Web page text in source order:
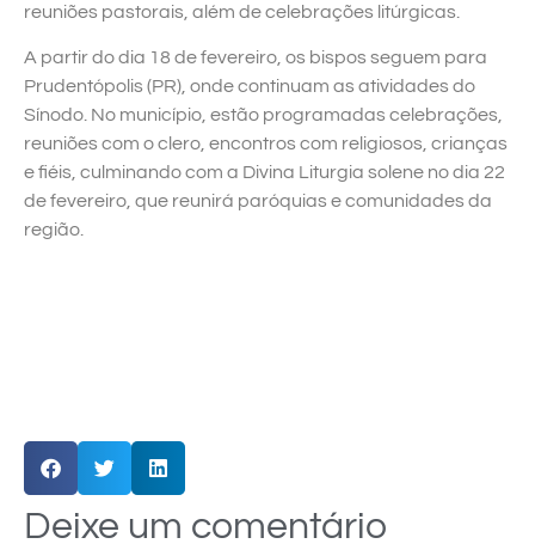
reuniões pastorais, além de celebrações litúrgicas.
A partir do dia 18 de fevereiro, os bispos seguem para
Prudentópolis (PR), onde continuam as atividades do
Sínodo. No município, estão programadas celebrações,
reuniões com o clero, encontros com religiosos, crianças
e fiéis, culminando com a Divina Liturgia solene no dia 22
de fevereiro, que reunirá paróquias e comunidades da
região.
Deixe um comentário